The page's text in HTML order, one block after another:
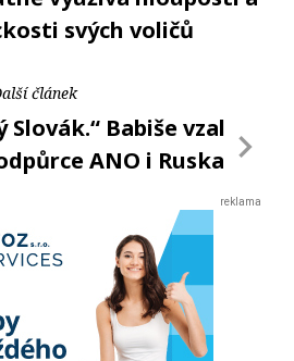
svých voličů
článek
Slovák.“ Babiše vzal
ANO i Ruska